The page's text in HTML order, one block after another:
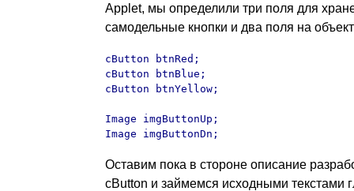
Applet, мы определили три поля для
самодельные кнопки и два поля на
cButton btnRed;
cButton btnBlue;
cButton btnYellow;
Image imgButtonUp;
Image imgButtonDn;
Оставим пока в стороне описание
cButton и займемся исходными текстами